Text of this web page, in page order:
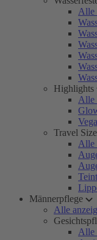
Alle
Highlights
Alle
Travel Size
Alle
Teint
Männerpflege
Alle
Alle